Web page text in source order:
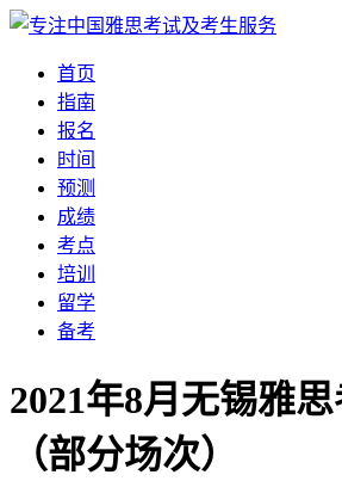
首页
指南
报名
时间
预测
成绩
考点
培训
留学
备考
2021年8月无锡雅
（部分场次）